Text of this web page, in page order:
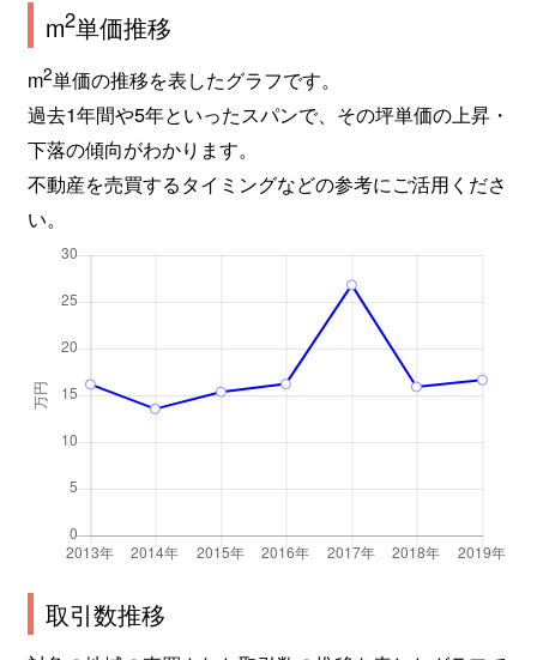
m2単価推移
m2単価の推移を表したグラフです。
過去1年間や5年といったスパンで、その坪単価の上昇・
下落の傾向がわかります。
不動産を売買するタイミングなどの参考にご活用くださ
い。
取引数推移